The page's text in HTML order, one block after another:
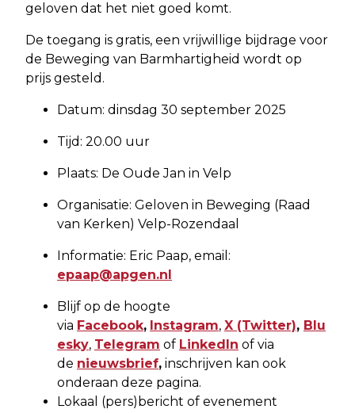
geloven dat het niet goed komt.
De toegang is gratis, een vrijwillige bijdrage voor
de Beweging van Barmhartigheid wordt op
prijs gesteld.
Datum: dinsdag 30 september 2025
Tijd: 20.00 uur
Plaats: De Oude Jan in Velp
Organisatie: Geloven in Beweging (Raad
van Kerken) Velp-Rozendaal
Informatie: Eric Paap, email:
epaap@apgen.nl
Blijf op de hoogte
via Facebook, Instagram, X (Twitter), Blu
esky, Telegram of LinkedIn of via
de nieuwsbrief, inschrijven kan ook
onderaan deze pagina.
Lokaal (pers)bericht of evenement